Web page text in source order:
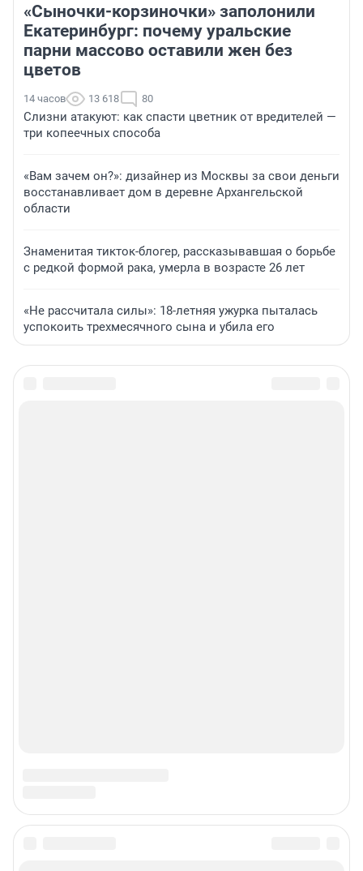
«Сыночки-корзиночки» заполонили
Екатеринбург: почему уральские
парни массово оставили жен без
цветов
14 часов 13 618 80
Слизни атакуют: как спасти цветник от вредителей —
три копеечных способа
«Вам зачем он?»: дизайнер из Москвы за свои деньги
восстанавливает дом в деревне Архангельской
области
Знаменитая тикток-блогер, рассказывавшая о борьбе
с редкой формой рака, умерла в возрасте 26 лет
«Не рассчитала силы»: 18-летняя ужурка пыталась
успокоить трехмесячного сына и убила его